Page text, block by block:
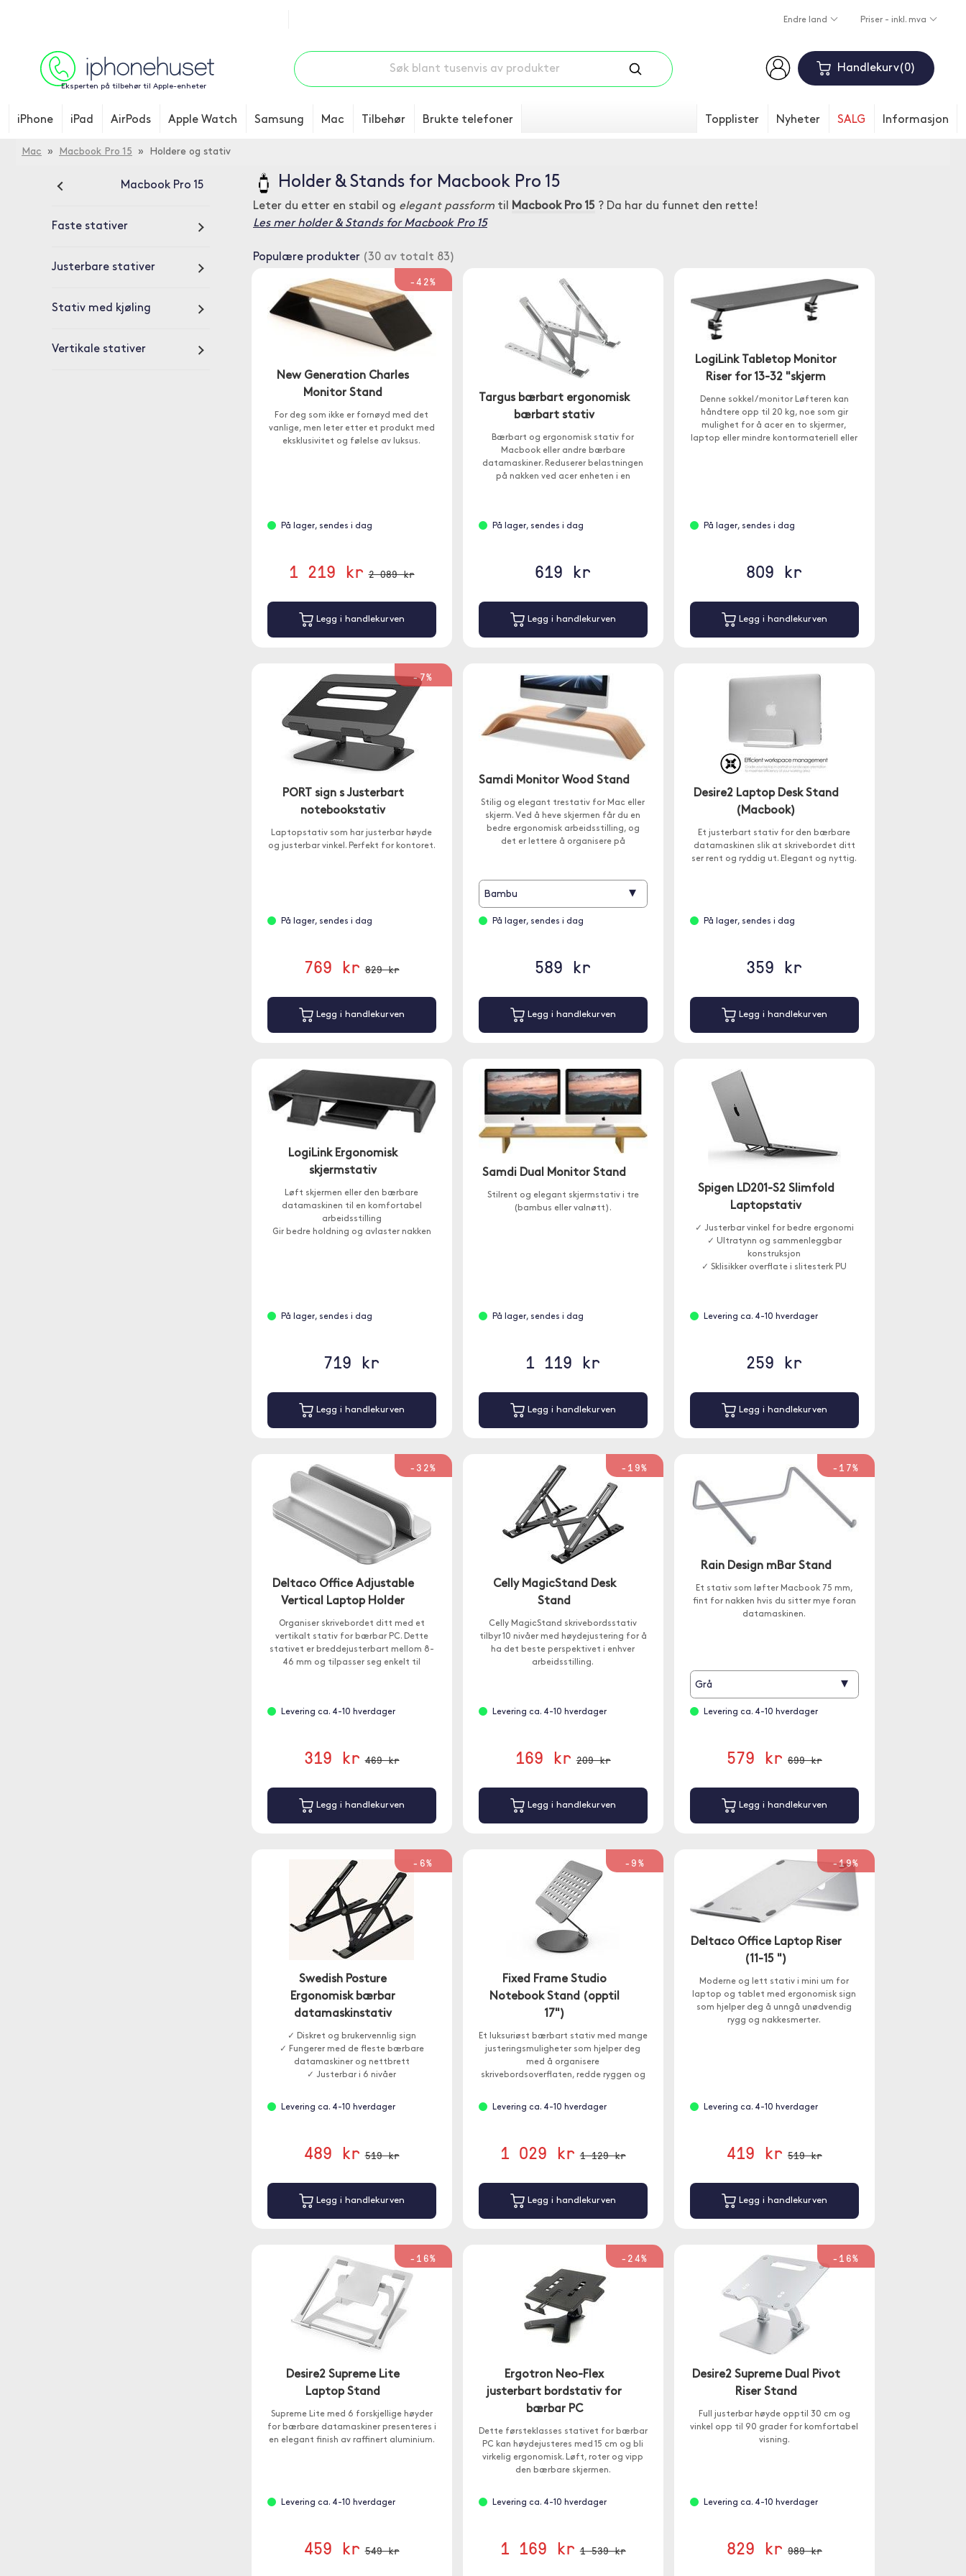
Endre land Priser - inkl. mva
Eksperten på tilbehør til Apple-enheter
Handlekurv 0
iPhone iPad AirPods Apple Watch Samsung Mac Tilbehør Brukte telefoner Topplister Nyheter SALG Informasjon
Mac » Macbook Pro 15 » Holdere og stativ
Macbook Pro 15
Faste stativer
Justerbare stativer
Stativ med kjøling
Vertikale stativer
Holder & Stands for Macbook Pro 15
Leter du etter en stabil og elegant passform til Macbook Pro 15 ? Da har du funnet den rette!
Les mer holder & Stands for Macbook Pro 15
Populære produkter (30 av totalt 83)
-42%
New Generation Charles
Monitor Stand
For deg som ikke er fornøyd med det
vanlige, men leter etter et produkt med
eksklusivitet og følelse av luksus.
På lager, sendes i dag
1 219 kr 2 089 kr
Legg i handlekurven
Targus bærbart ergonomisk
bærbart stativ
Bærbart og ergonomisk stativ for
Macbook eller andre bærbare
datamaskiner. Reduserer belastningen
på nakken ved acer enheten i en
På lager, sendes i dag
619 kr
Legg i handlekurven
LogiLink Tabletop Monitor
Riser for 13-32 "skjerm
Denne sokkel / monitor Løfteren kan
håndtere opp til 20 kg, noe som gir
mulighet for å acer en to skjermer,
laptop eller mindre kontormateriell eller
På lager, sendes i dag
809 kr
Legg i handlekurven
-7%
PORT sign s Justerbart
notebookstativ
Laptopstativ som har justerbar høyde
og justerbar vinkel. Perfekt for kontoret.
På lager, sendes i dag
769 kr 829 kr
Legg i handlekurven
Samdi Monitor Wood Stand
Stilig og elegant trestativ for Mac eller
skjerm. Ved å heve skjermen får du en
bedre ergonomisk arbeidsstilling, og
det er lettere å organisere på
Bambu ▾
På lager, sendes i dag
589 kr
Legg i handlekurven
Desire2 Laptop Desk Stand
(Macbook)
Et justerbart stativ for den bærbare
datamaskinen slik at skrivebordet ditt
ser rent og ryddig ut. Elegant og nyttig.
På lager, sendes i dag
359 kr
Legg i handlekurven
LogiLink Ergonomisk
skjermstativ
Løft skjermen eller den bærbare
datamaskinen til en komfortabel
arbeidsstilling
Gir bedre holdning og avlaster nakken
På lager, sendes i dag
719 kr
Legg i handlekurven
Samdi Dual Monitor Stand
Stilrent og elegant skjermstativ i tre
(bambus eller valnøtt).
På lager, sendes i dag
1 119 kr
Legg i handlekurven
Spigen LD201-S2 Slimfold
Laptopstativ
✓ Justerbar vinkel for bedre ergonomi
✓ Ultratynn og sammenleggbar
konstruksjon
✓ Sklisikker overflate i slitesterk PU
Levering ca. 4-10 hverdager
259 kr
Legg i handlekurven
-32%
Deltaco Office Adjustable
Vertical Laptop Holder
Organiser skrivebordet ditt med et
vertikalt stativ for bærbar PC. Dette
stativet er breddejusterbart mellom 8-
46 mm og tilpasser seg enkelt til
Levering ca. 4-10 hverdager
319 kr 469 kr
Legg i handlekurven
-19%
Celly MagicStand Desk
Stand
Celly MagicStand skrivebordsstativ
tilbyr 10 nivåer med høydejustering for å
ha det beste perspektivet i enhver
arbeidsstilling.
Levering ca. 4-10 hverdager
169 kr 209 kr
Legg i handlekurven
-17%
Rain Design mBar Stand
Et stativ som løfter Macbook 75 mm,
fint for nakken hvis du sitter mye foran
datamaskinen.
Grå ▾
Levering ca. 4-10 hverdager
579 kr 699 kr
Legg i handlekurven
-6%
Swedish Posture
Ergonomisk bærbar
datamaskinstativ
✓ Diskret og brukervennlig sign
✓ Fungerer med de fleste bærbare
datamaskiner og nettbrett
✓ Justerbar i 6 nivåer
Levering ca. 4-10 hverdager
489 kr 519 kr
Legg i handlekurven
-9%
Fixed Frame Studio
Notebook Stand (opptil
17")
Et luksuriøst bærbart stativ med mange
justeringsmuligheter som hjelper deg
med å organisere
skrivebordsoverflaten, redde ryggen og
Levering ca. 4-10 hverdager
1 029 kr 1 129 kr
Legg i handlekurven
-19%
Deltaco Office Laptop Riser
(11-15 ")
Moderne og lett stativ i mini um for
laptop og tablet med ergonomisk sign
som hjelper deg å unngå unødvendig
rygg og nakkesmerter.
Levering ca. 4-10 hverdager
419 kr 519 kr
Legg i handlekurven
-16%
Desire2 Supreme Lite
Laptop Stand
Supreme Lite med 6 forskjellige høyder
for bærbare datamaskiner presenteres i
en elegant finish av raffinert aluminium.
Levering ca. 4-10 hverdager
459 kr 549 kr
-24%
Ergotron Neo-Flex
justerbart bordstativ for
bærbar PC
Dette førsteklasses stativet for bærbar
PC kan høydejusteres med 15 cm og bli
virkelig ergonomisk. Løft, roter og vipp
den bærbare skjermen.
Levering ca. 4-10 hverdager
1 169 kr 1 539 kr
-16%
Desire2 Supreme Dual Pivot
Riser Stand
Full justerbar høyde opptil 30 cm og
vinkel opp til 90 grader for komfortabel
visning.
Levering ca. 4-10 hverdager
829 kr 989 kr